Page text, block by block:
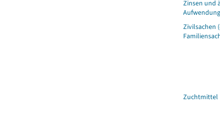
Zinsen und
Zivilsachen
Zuchtmittel